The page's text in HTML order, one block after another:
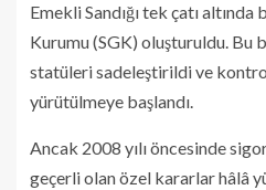
Emekli Sandığı tek çatı
Kurumu (SGK) oluşturuldu.
statüleri sadeleştirildi ve
yürütülmeye başlandı.
Ancak 2008 yılı öncesinde
geçerli olan özel kararlar hâlâ